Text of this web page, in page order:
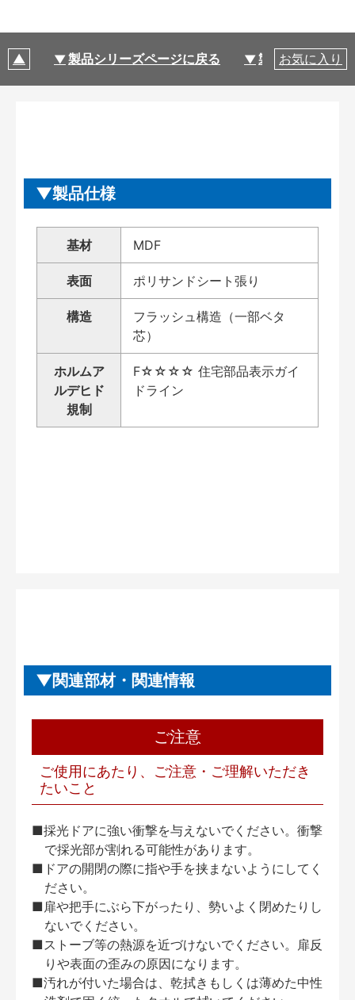
製品シリーズページに戻る 製品仕様
お気に入り
製品仕様
基材 MDF
表面 ポリサンドシート張り
構造
フラッシュ構造（一部ベタ
芯）
ホルムア
ルデヒド
規制
F☆☆☆☆ 住宅部品表示ガイ
ドライン
関連部材・関連情報
ご注意
ご使用にあたり、ご注意・ご理解いただき
たいこと
■採光ドアに強い衝撃を与えないでください。衝撃
で採光部が割れる可能性があります。
■ドアの開閉の際に指や手を挟まないようにしてく
ださい。
■扉や把手にぶら下がったり、勢いよく閉めたりし
ないでください。
■ストーブ等の熱源を近づけないでください。扉反
りや表面の歪みの原因になります。
■汚れが付いた場合は、乾拭きもしくは薄めた中性